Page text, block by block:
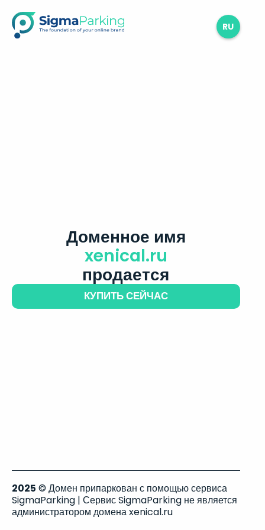
RU
Доменное имя
xenical.ru
продается
КУПИТЬ СЕЙЧАС
2025 © Домен припаркован с помощью сервиса
SigmaParking | Сервис SigmaParking не является
администратором домена xenical.ru